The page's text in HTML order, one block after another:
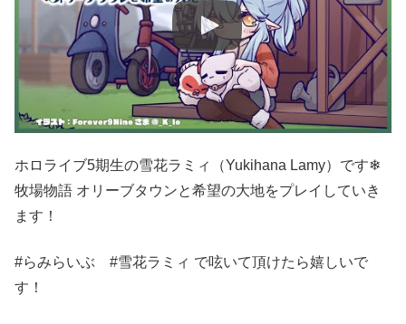
ホロライブ5期生の雪花ラミィ（Yukihana Lamy）です❄
牧場物語 オリーブタウンと希望の大地をプレイしていき
ます！
#らみらいぶ #雪花ラミィ で呟いて頂けたら嬉しいで
す！